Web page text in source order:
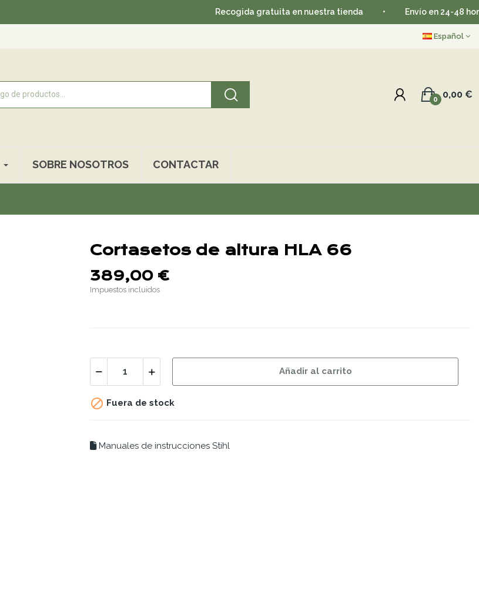
Recogida gratuita en nuestra tienda • Envío en 24-48 horas •
Español
0,00 €
0
SOBRE NOSOTROS CONTACTAR
Cortasetos de altura HLA 66
389,00 €
Impuestos incluidos
Añadir al carrito
 Fuera de stock
Manuales de instrucciones Stihl